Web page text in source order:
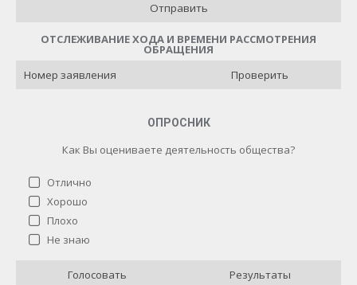
Отправить
ОТСЛЕЖИВАНИЕ ХОДА И ВРЕМЕНИ РАССМОТРЕНИЯ
ОБРАЩЕНИЯ
Проверить
ОПРОСНИК
Как Вы оцениваете деятельность общества?
Отлично
Хорошо
Плохо
Не знаю
Результаты
Голосовать
Как Вы оцениваете деятельность общества?